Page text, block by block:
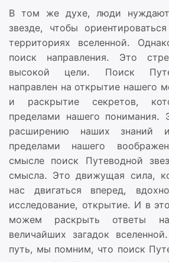
В том же духе, люди
звезде, чтобы
территориях вселенной.
поиск направления. Это
высокой цели. Поиск
направлен на открытие нашего
и раскрытие секретов,
пределами нашего понимания.
расширению наших знаний
пределами нашего
смысле поиск Путеводной
смысла. Это движущая сила,
нас двигаться вперед,
исследование, открытие. И в
можем раскрыть ответы
величайших загадок
путь, мы помним, что поиск